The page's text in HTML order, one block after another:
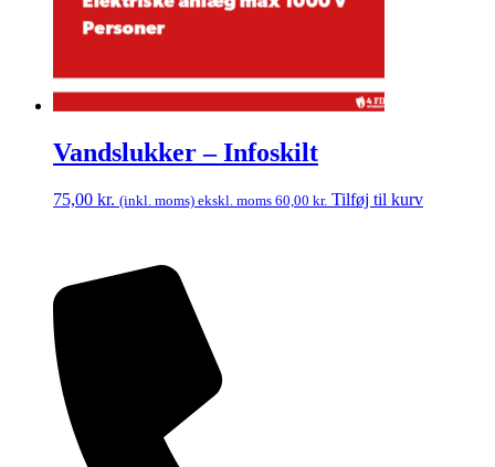
Vandslukker – Infoskilt
75,00 kr. (inkl. moms) ekskl. moms 60,00 kr. Tilføj til kurv